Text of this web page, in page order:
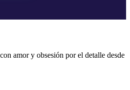
amor y obsesión por el detalle desde